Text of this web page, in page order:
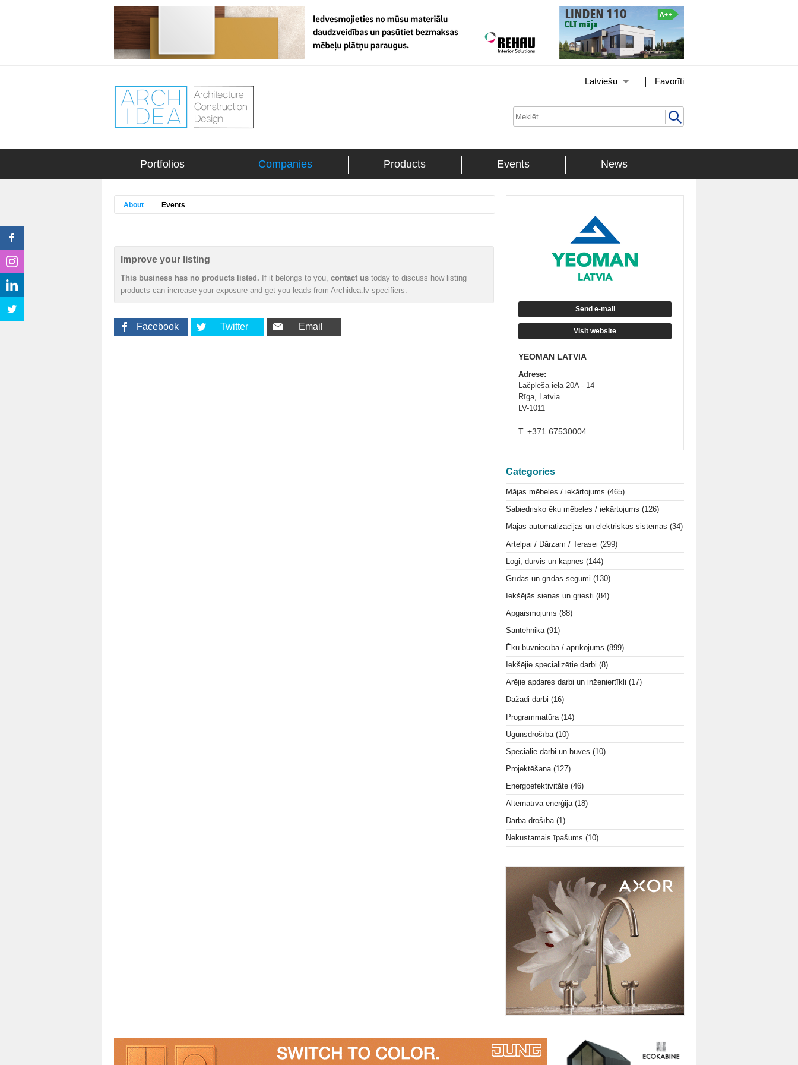
Favorīti
|
Latviešu
Portfolios Companies Products Events News
About Events
Improve your listing
This business has no products listed. If it belongs to you, contact us today to discuss how listing
products can increase your exposure and get you leads from Archidea.lv specifiers.
Facebook Twitter Email
Send e-mail
Visit website
YEOMAN LATVIA
Adrese:
Lāčplēša iela 20A - 14
Rīga, Latvia
LV-1011
T. +371 67530004
Categories
Mājas mēbeles / iekārtojums (465)
Sabiedrisko ēku mēbeles / iekārtojums (126)
Mājas automatizācijas un elektriskās sistēmas (34)
Ārtelpai / Dārzam / Terasei (299)
Logi, durvis un kāpnes (144)
Grīdas un grīdas segumi (130)
Iekšējās sienas un griesti (84)
Apgaismojums (88)
Santehnika (91)
Ēku būvniecība / aprīkojums (899)
Iekšējie specializētie darbi (8)
Ārējie apdares darbi un inženiertīkli (17)
Dažādi darbi (16)
Programmatūra (14)
Ugunsdrošība (10)
Speciālie darbi un būves (10)
Projektēšana (127)
Energoefektivitāte (46)
Alternatīvā enerģija (18)
Darba drošība (1)
Nekustamais īpašums (10)